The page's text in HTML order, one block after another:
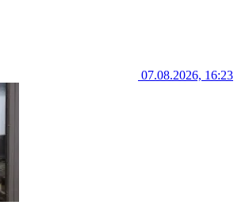
07.08.2026, 16:23